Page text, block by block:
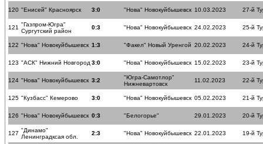
120 "Енисей" Красноярск 3:0 "Нова" Новокуйбышевск 10.03.2023 27-й
121 "Газпром-Югра"
Сургутский район
0:3 "Нова" Новокуйбышевск 24.02.2023 25-й
122 "Нова" Новокуйбышевск 1:3 "Факел" Новый Уренгой 20.02.2023 24-й
123 "АСК" Нижний Новгород 3:0 "Нова" Новокуйбышевск 15.02.2023 23-й
124 "Нова" Новокуйбышевск 3:2
"Югра-Самотлор"
Нижневартовск
11.02.2023 22-й
125 "Кузбасс" Кемерово 3:0 "Нова" Новокуйбышевск 05.02.2023 21-й
126 "Нова" Новокуйбышевск 0:3 "Белогорье" 29.01.2023 20-й
127 "Динамо"
Ленинградксая обл.
2:3 "Нова" Новокуйбышевск 22.01.2023 19-й